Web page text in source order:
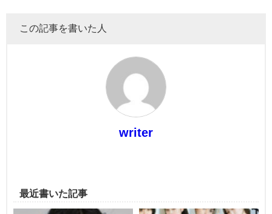
この記事を書いた人
writer
最近書いた記事